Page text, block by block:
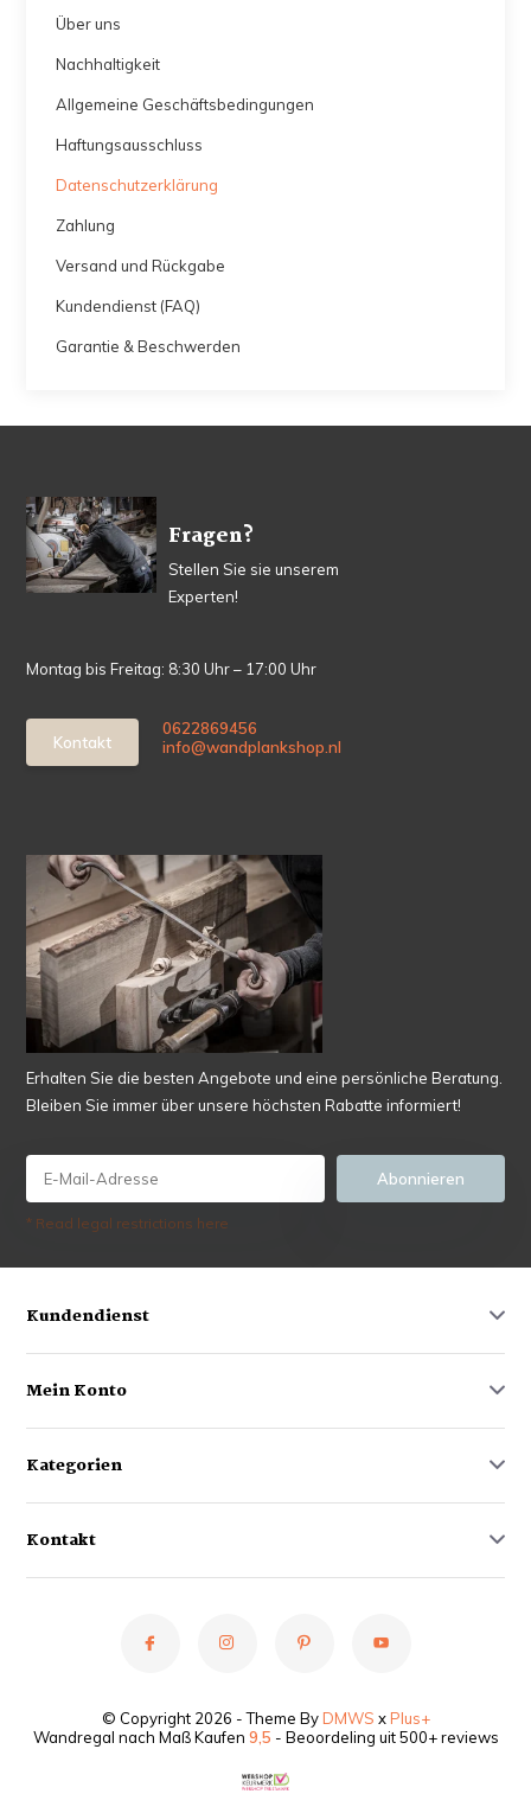
Über uns
Nachhaltigkeit
Allgemeine Geschäftsbedingungen
Haftungsausschluss
Datenschutzerklärung
Zahlung
Versand und Rückgabe
Kundendienst (FAQ)
Garantie & Beschwerden
Fragen?
Stellen Sie sie unserem
Experten!
Montag bis Freitag: 8:30 Uhr – 17:00 Uhr
Kontakt
0622869456
info@wandplankshop.nl
Erhalten Sie die besten Angebote und eine persönliche Beratung.
Bleiben Sie immer über unsere höchsten Rabatte informiert!
Abonnieren
* Read legal restrictions here
Kundendienst
Mein Konto
Kategorien
Kontakt
© Copyright 2026 - Theme ByDMWS xPlus+
Wandregal nach Maß Kaufen 9,5 - Beoordeling uit 500+ reviews